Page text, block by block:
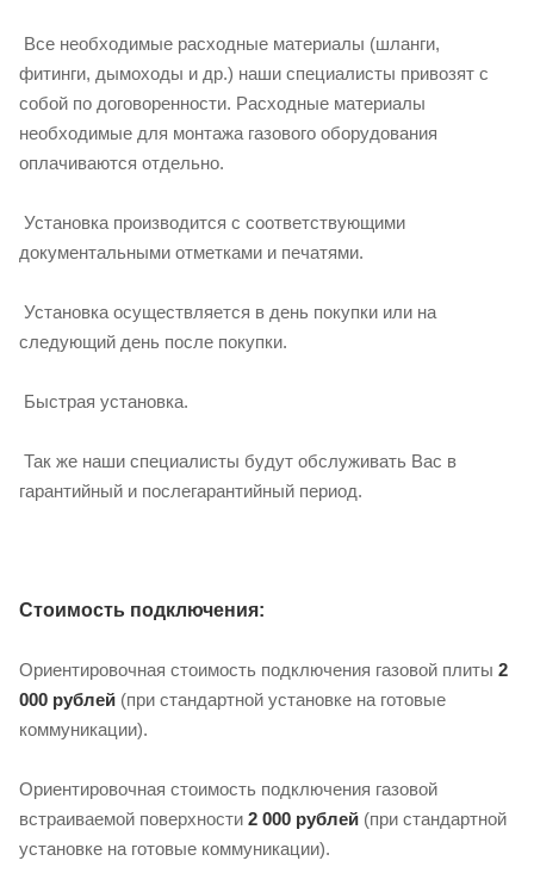
Все необходимые расходные материалы (шланги,
фитинги, дымоходы и др.) наши специалисты привозят с
собой по договоренности. Расходные материалы
необходимые для монтажа газового оборудования
оплачиваются отдельно.
Установка производится с соответствующими
документальными отметками и печатями.
Установка осуществляется в день покупки или на
следующий день после покупки.
Быстрая установка.
Так же наши специалисты будут обслуживать Вас в
гарантийный и послегарантийный период.
Стоимость подключения:
Ориентировочная стоимость подключения газовой плиты 2
000 рублей (при стандартной установке на готовые
коммуникации).
Ориентировочная стоимость подключения газовой
встраиваемой поверхности 2 000 рублей (при стандартной
установке на готовые коммуникации).